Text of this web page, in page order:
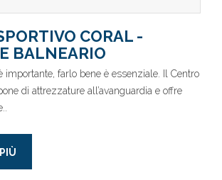
CORAL -
BALNEARIO
importante, farlo bene è essenziale. Il Centro
di attrezzature all’avanguardia e offre